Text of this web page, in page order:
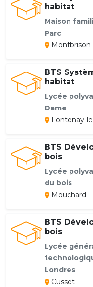
habitat
Maison
Parc
Montbrison
BTS
habitat
Lycée
Dame
Fontenay-
BTS
bois
Lycée
du bois
Mouchard
BTS
bois
Lycée
Londres
Cusset